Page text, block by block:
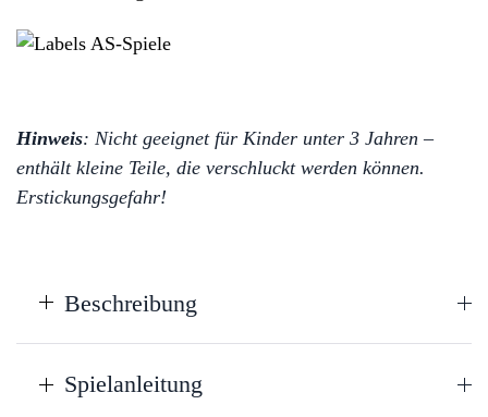
Hinweis: Nicht geeignet für Kinder unter 3 Jahren –
enthält kleine Teile, die verschluckt werden können.
Erstickungsgefahr!
Beschreibung
Spielanleitung